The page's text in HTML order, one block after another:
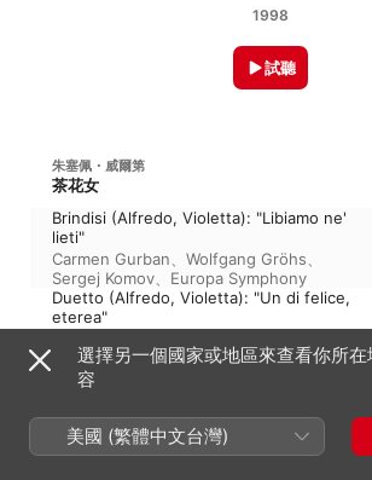
1998
試聽
朱塞佩・威爾第
茶花女
Brindisi (Alfredo, Violetta): "Libiamo ne'
lieti"
Carmen Gurban、 Wolfgang Gröhs、
Sergej Komov、 Europa Symphony
Duetto (Alfredo, Violetta): "Un di felice,
eterea"
Gurban、Europa Symphony
Aria (Violetta): "E strano!"
Wolfgang Gröhs
Aria (Violetta): "Ah, fors'è lui che l'anima"
選擇另一個國家或地區來查看你所
容
美國 (繁體中文台灣)